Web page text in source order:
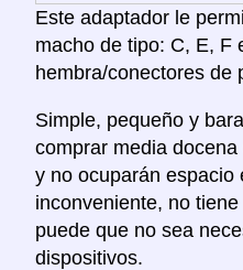
Este adaptador le
macho de tipo: C, E, F
hembra/conectores de
Simple, pequeño y
comprar media
y no ocuparán espacio
inconveniente, no
puede que no sea
dispositivos.